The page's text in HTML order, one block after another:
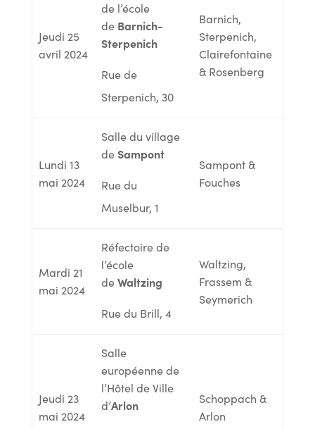
Jeudi 25
avril 2024
de l’école
de Barnich-
Sterpenich
Rue de
Sterpenich, 30
Barnich,
Sterpenich,
Clairefontaine
& Rosenberg
Lundi 13
mai 2024
Salle du village
de Sampont
Rue du
Muselbur, 1
Sampont &
Fouches
Mardi 21
mai 2024
Réfectoire de
l’école
deWaltzing
Rue du Brill, 4
Waltzing,
Frassem &
Seymerich
Jeudi 23
mai 2024
Salle
européenne de
l’Hôtel de Ville
d’Arlon
Schoppach &
Arlon